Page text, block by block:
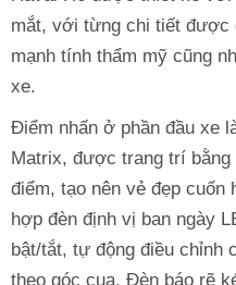
mắt, với từng chi tiết được
mạnh tính thẩm mỹ cũng
xe.
Điểm nhấn ở phần đầu xe
Matrix, được trang trí
điểm, tạo nên vẻ đẹp cuốn
hợp đèn định vị ban ngày
bật/tắt, tự động điều chỉnh
theo góc cua. Đèn báo rẽ